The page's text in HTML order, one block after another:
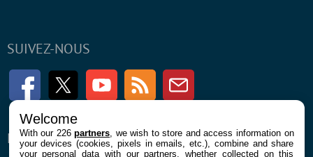
SUIVEZ-NOUS
FacebookTwitter Youtube RSS Newsletter
ENTREPRISE À PROPOS
Welcome
With our 226partners , we wish to store and access information on
your devices (cookies, pixels in emails, etc.), combine and share
your personal data with our partners, whether collected on this